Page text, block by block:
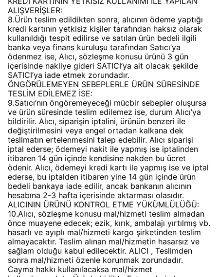
ALIŞVERİŞLER:
8.Ürün teslim edildikten sonra, alıcının ödeme yaptığı
kredi kartının yetkisiz kişiler tarafından haksız olarak
kullanıldığı tespit edilirse ve satılan ürün bedeli ilgili
banka veya finans kuruluşu tarafından Satıcı’ya
ödenmez ise, Alıcı, sözleşme konusu ürünü 3 gün
içerisinde nakliye gideri SATICI’ya ait olacak şekilde
SATICI’ya iade etmek zorundadır.
ÖNGÖRÜLEMEYEN SEBEPLERLE ÜRÜN SÜRESİNDE
TESLİM EDİLEMEZ İSE:
9.Satıcı’nın öngöremeyeceği mücbir sebepler oluşursa
ve ürün süresinde teslim edilemez ise, durum Alıcı’ya
bildirilir. Alıcı, siparişin iptalini, ürünün benzeri ile
değiştirilmesini veya engel ortadan kalkana dek
teslimatın ertelenmesini talep edebilir. Alıcı siparişi
iptal ederse; ödemeyi nakit ile yapmış ise iptalinden
itibaren 14 gün içinde kendisine nakden bu ücret
ödenir. Alıcı, ödemeyi kredi kartı ile yapmış ise ve iptal
ederse, bu iptalden itibaren yine 14 gün içinde ürün
bedeli bankaya iade edilir, ancak bankanın alıcının
hesabına 2-3 hafta içerisinde aktarması olasıdır.
ALICININ ÜRÜNÜ KONTROL ETME YÜKÜMLÜLÜĞÜ:
10.Alıcı, sözleşme konusu mal/hizmeti teslim almadan
önce muayene edecek; ezik, kırık, ambalajı yırtılmış vb.
hasarlı ve ayıplı mal/hizmeti kargo şirketinden teslim
almayacaktır. Teslim alınan mal/hizmetin hasarsız ve
sağlam olduğu kabul edilecektir. ALICI , Teslimden
sonra mal/hizmeti özenle korunmak zorundadır.
Cayma hakkı kullanılacaksa mal/hizmet